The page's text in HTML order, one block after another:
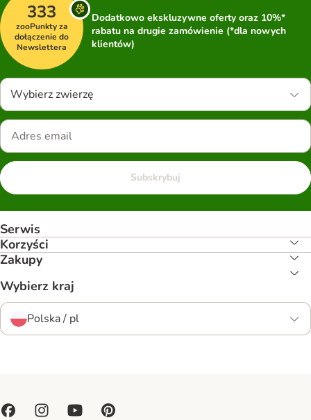
333
zooPunkty za
dołączenie do
Newslettera
Dodatkowo ekskluzywne oferty oraz 10%*
rabatu na drugie zamówienie (*dla nowych
klientów)
Wybierz zwierzę
Subskrybuj
Serwis
Korzyści
Zakupy
Wybierz kraj
Polska / pl